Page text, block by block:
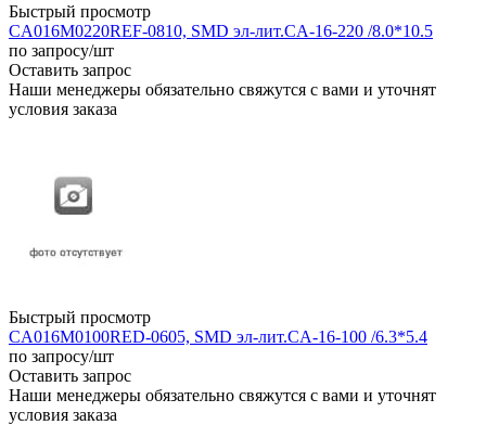
Быстрый просмотр
CA016M0220REF-0810, SMD эл-лит.CA-16-220 /8.0*10.5
по запросу/шт
Оставить запрос
Наши менеджеры обязательно свяжутся с вами и уточнят
условия заказа
Быстрый просмотр
CA016M0100RED-0605, SMD эл-лит.CA-16-100 /6.3*5.4
по запросу/шт
Оставить запрос
Наши менеджеры обязательно свяжутся с вами и уточнят
условия заказа